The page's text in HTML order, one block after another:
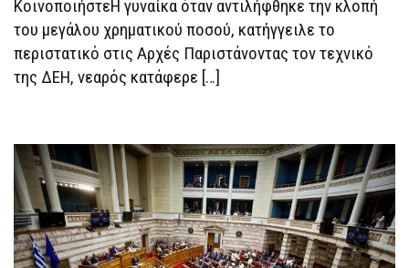
ΚοινοποιήστεΗ γυναίκα όταν αντιλήφθηκε την κλοπή
του μεγάλου χρηματικού ποσού, κατήγγειλε το
περιστατικό στις Αρχές Παριστάνοντας τον τεχνικό
της ΔΕΗ, νεαρός κατάφερε […]